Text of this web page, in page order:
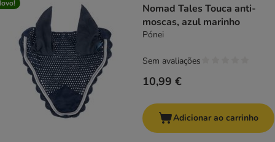
Nomad Tales Touca anti-
moscas, azul marinho
Pónei
10,99 €
Sem avaliações
Adicionar ao carrinho